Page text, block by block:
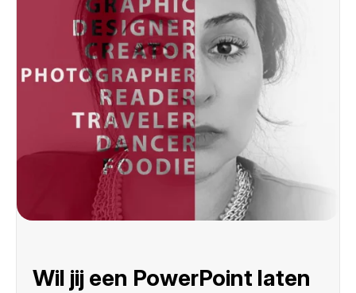
Wil jij een PowerPoint laten